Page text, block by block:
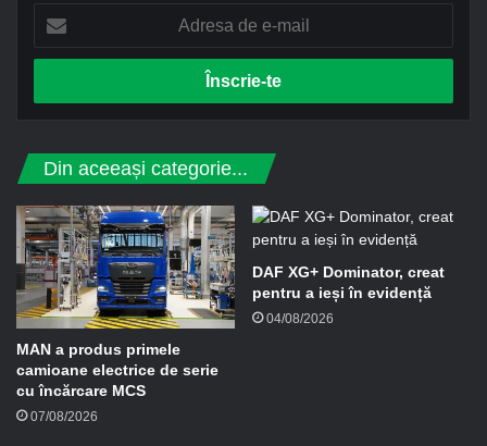
r
s
d
-
m
a
i
l
Din aceeași categorie...
MAN a produs primele
camioane electrice de serie
cu încărcare MCS
07/08/2026
DAF XG+ Dominator, creat
pentru a ieși în evidență
04/08/2026